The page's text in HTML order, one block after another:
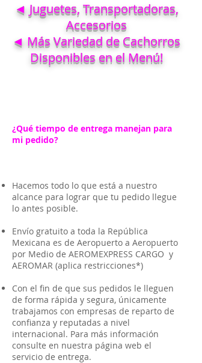
◄ Juguetes, Transportadoras,
Accesorios
◄ Más Variedad de Cachorros
Disponibles en el Menú!
¿Qué tiempo de entrega manejan para
mi pedido?
Hacemos todo lo que está a nuestro
alcance para lograr que tu pedido llegue
lo antes posible.
Envío gratuito a toda la República
Mexicana es de Aeropuerto a Aeropuerto
por Medio de AEROMEXPRESS CARGO y
AEROMAR (aplica restricciones*)
Con el fin de que sus pedidos le lleguen
de forma rápida y segura, únicamente
trabajamos con empresas de reparto de
confianza y reputadas a nivel
internacional. Para más información
consulte en nuestra página web el
servicio de entrega.